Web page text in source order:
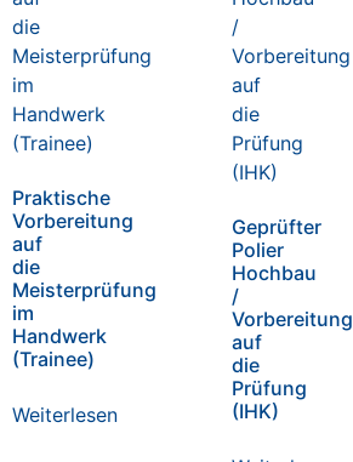
Praktische
Vorbereitung
auf
die
Meisterprüfung
im
Handwerk
(Trainee)
Weiterlesen
Geprüfter
Polier
Hochbau
/
Vorbereitung
auf
die
Prüfung
(IHK)